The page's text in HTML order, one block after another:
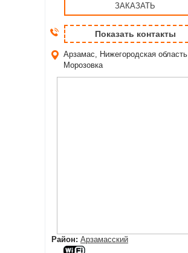
ЗАКАЗАТЬ
Показать контакты
Арзамас, Нижегородская область
Морозовка
Район: Арзамасский